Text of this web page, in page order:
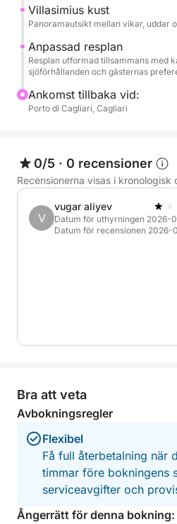
enkelt koppla av i solen
Stopp och rutten anpassas
uppnå bästa möjliga
autentisk och personlig
Perfekt för par, familjer eller
denna tur är det perfekta
spektakulära landskapen i
Villasimius kust
Panoramautsikt mellan vikar, uddar
Anpassad resplan
Resplan utformad tillsammans med
sjöförhållanden och gästernas
Ankomst tillbaka vid:
Porto di Cagliari, Cagliari
0/5 · 0 recensioner
Recensionerna visas i kronologisk
V
vugar aliyev
Datum för uthyrningen 2026-
Datum för recensionen 2026-
Bra att veta
Avbokningsregler
Flexibel
Få full återbetalning när
timmar före bokningens
serviceavgifter och
Ångerrätt för denna bokning: